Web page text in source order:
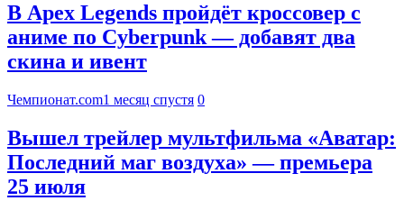
В Apex Legends пройдёт кроссовер с
аниме по Cyberpunk — добавят два
скина и ивент
Чемпионат.com1 месяц спустя 0
Вышел трейлер мультфильма «Аватар:
Последний маг воздуха» — премьера
25 июля